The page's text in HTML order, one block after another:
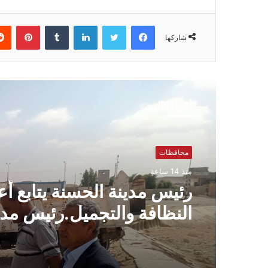
شاركها
فيسبوك تويتر لينكدإن
أقرأ التالي
محافظات
منذ 14 ساعة
رئيس مدينة الحسنة يتابع
النظافة والتجميل.رئيس
الحسنة يتابع رفع
على تحسين المظهر